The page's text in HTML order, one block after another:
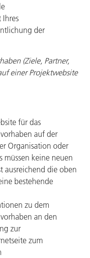
Ihres
der
(Ziele, Partner,
einer Projektwebsite
für das
auf der
Organisation oder
müssen keine neuen
ausreichend die oben
bestehende
zu dem
an den
zur
zum